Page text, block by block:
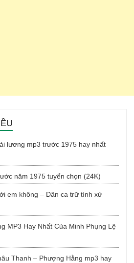
lương mp3 trước 1975 hay nhất
năm 1975 tuyển chọn (24K)
em không – Dân ca trữ tình xứ
MP3 Hay Nhất Của Minh Phụng Lệ
Thanh – Phượng Hằng mp3 hay